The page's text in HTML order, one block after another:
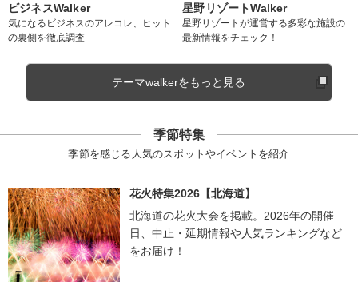
ビジネスWalker
気になるビジネスのアレコレ、ヒット
の裏側を徹底調査
星野リゾートWalker
星野リゾートが運営する多彩な施設の
最新情報をチェック！
テーマwalkerをもっと見る
季節特集
季節を感じる人気のスポットやイベントを紹介
花火特集2026【北海道】
北海道の花火大会を掲載。2026年の開催
日、中止・延期情報や人気ランキングなど
をお届け！